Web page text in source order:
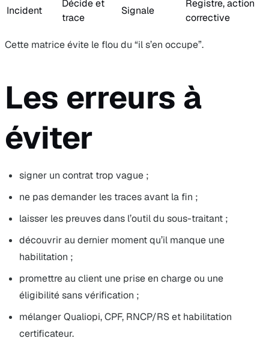
Incident
Décide et
trace
Signale
Registre, action
corrective
Cette matrice évite le flou du “il s’en occupe”.
Les erreurs à
éviter
signer un contrat trop vague ;
ne pas demander les traces avant la fin ;
laisser les preuves dans l’outil du sous-traitant ;
découvrir au dernier moment qu’il manque une
habilitation ;
promettre au client une prise en charge ou une
éligibilité sans vérification ;
mélanger Qualiopi, CPF, RNCP/RS et habilitation
certificateur.